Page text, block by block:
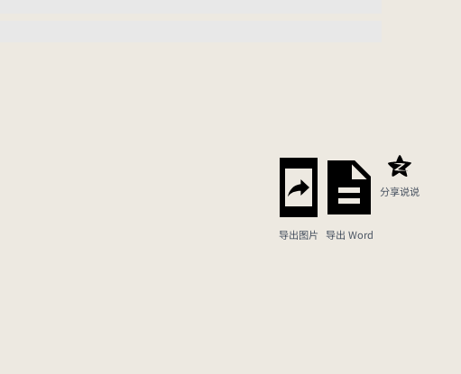
导出图片 导出 Word
分享说说